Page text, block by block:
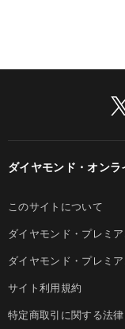
ダイヤモンド・オン
このサイトについて
ダイヤモンド・プレミ
ダイヤモンド・プレミ
サイト利用規約
特定商取引に関する法